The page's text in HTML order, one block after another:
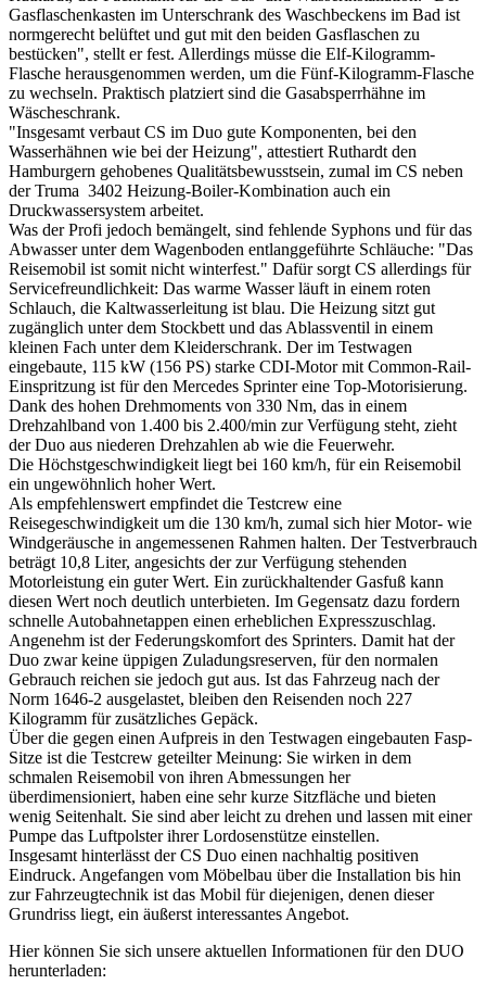
Gasflaschenkasten im Unterschrank des Waschbeckens im Bad ist
normgerecht belüftet und gut mit den beiden Gasflaschen zu
bestücken", stellt er fest. Allerdings müsse die Elf-Kilogramm-
Flasche herausgenommen werden, um die Fünf-Kilogramm-Flasche
zu wechseln. Praktisch platziert sind die Gasabsperrhähne im
Wäscheschrank.
"Insgesamt verbaut CS im Duo gute Komponenten, bei den
Wasserhähnen wie bei der Heizung", attestiert Ruthardt den
Hamburgern gehobenes Qualitätsbewusstsein, zumal im CS neben
der Truma 3402 Heizung-Boiler-Kombination auch ein
Druckwassersystem arbeitet.
Was der Profi jedoch bemängelt, sind fehlende Syphons und für das
Abwasser unter dem Wagenboden entlanggeführte Schläuche: "Das
Reisemobil ist somit nicht winterfest." Dafür sorgt CS allerdings für
Servicefreundlichkeit: Das warme Wasser läuft in einem roten
Schlauch, die Kaltwasserleitung ist blau. Die Heizung sitzt gut
zugänglich unter dem Stockbett und das Ablassventil in einem
kleinen Fach unter dem Kleiderschrank. Der im Testwagen
eingebaute, 115 kW (156 PS) starke CDI-Motor mit Common-Rail-
Einspritzung ist für den Mercedes Sprinter eine Top-Motorisierung.
Dank des hohen Drehmoments von 330 Nm, das in einem
Drehzahlband von 1.400 bis 2.400/min zur Verfügung steht, zieht
der Duo aus niederen Drehzahlen ab wie die Feuerwehr.
Die Höchstgeschwindigkeit liegt bei 160 km/h, für ein Reisemobil
ein ungewöhnlich hoher Wert.
Als empfehlenswert empfindet die Testcrew eine
Reisegeschwindigkeit um die 130 km/h, zumal sich hier Motor- wie
Windgeräusche in angemessenen Rahmen halten. Der Testverbrauch
beträgt 10,8 Liter, angesichts der zur Verfügung stehenden
Motorleistung ein guter Wert. Ein zurückhaltender Gasfuß kann
diesen Wert noch deutlich unterbieten. Im Gegensatz dazu fordern
schnelle Autobahnetappen einen erheblichen Expresszuschlag.
Angenehm ist der Federungskomfort des Sprinters. Damit hat der
Duo zwar keine üppigen Zuladungsreserven, für den normalen
Gebrauch reichen sie jedoch gut aus. Ist das Fahrzeug nach der
Norm 1646-2 ausgelastet, bleiben den Reisenden noch 227
Kilogramm für zusätzliches Gepäck.
Über die gegen einen Aufpreis in den Testwagen eingebauten Fasp-
Sitze ist die Testcrew geteilter Meinung: Sie wirken in dem
schmalen Reisemobil von ihren Abmessungen her
überdimensioniert, haben eine sehr kurze Sitzfläche und bieten
wenig Seitenhalt. Sie sind aber leicht zu drehen und lassen mit einer
Pumpe das Luftpolster ihrer Lordosenstütze einstellen.
Insgesamt hinterlässt der CS Duo einen nachhaltig positiven
Eindruck. Angefangen vom Möbelbau über die Installation bis hin
zur Fahrzeugtechnik ist das Mobil für diejenigen, denen dieser
Grundriss liegt, ein äußerst interessantes Angebot.
Hier können Sie sich unsere aktuellen Informationen für den DUO
herunterladen: